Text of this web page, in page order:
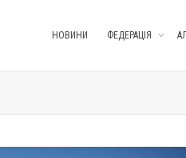
НОВИНИ ФЕДЕРАЦІЯ